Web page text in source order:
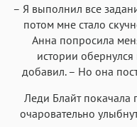
– Я выполнил все
потом мне стало
Анна попросила
истории
добавил. – Но она
Леди Блайт покачала
очаровательно